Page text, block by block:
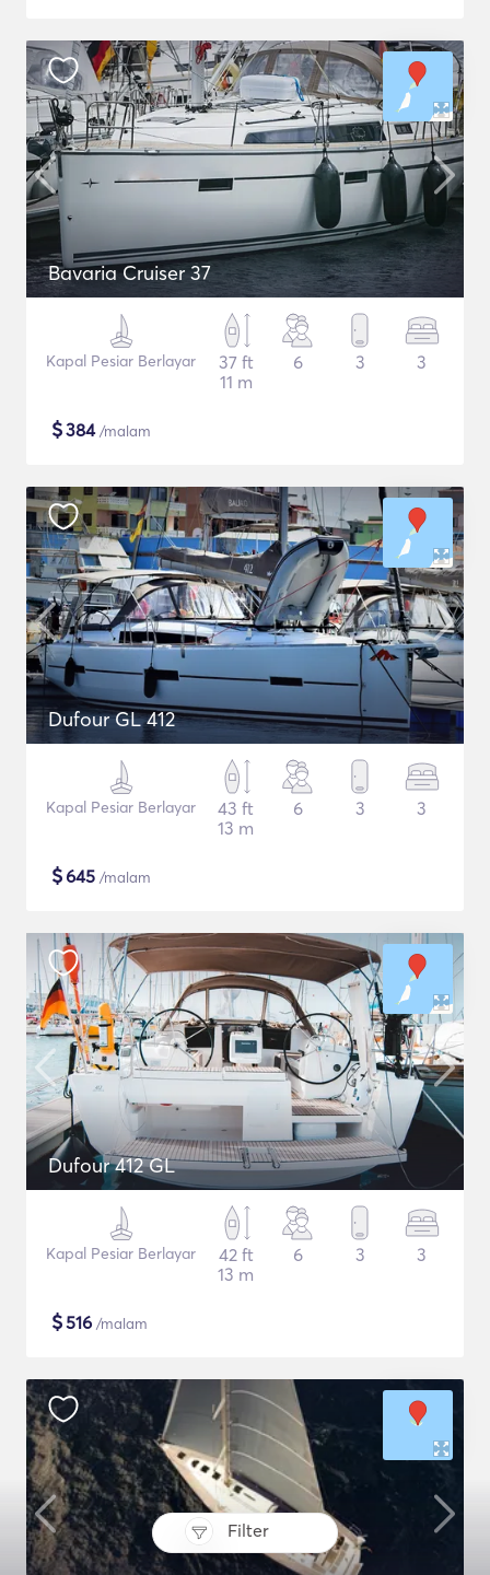
Filter
Bavaria Cruiser 37
Kapal Pesiar Berlayar
37 ft
11 m
6 3 3
$384/malam
Dufour GL 412
Kapal Pesiar Berlayar
43 ft
13 m
6 3 3
$645 /malam
Dufour 412 GL
Kapal Pesiar Berlayar
42 ft
13 m
6 3 3
$516 /malam